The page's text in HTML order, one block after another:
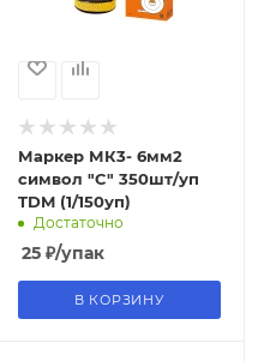
Маркер МК3- 6мм2
символ "C" 350шт/уп
TDM (1/150уп)
Достаточно
25₽/упак
В КОРЗИНУ